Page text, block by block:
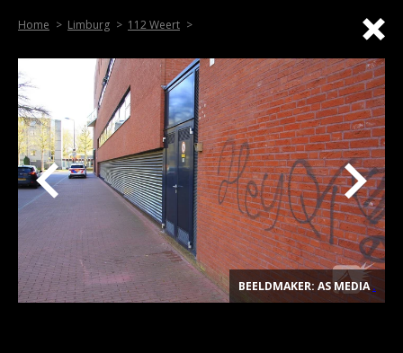
Home Limburg 112 Weert
BEELDMAKER: AS MEDIA.